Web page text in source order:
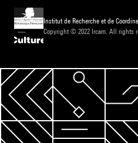
Institut de Recherche et de
Copyright © 2022 Ircam. All rights